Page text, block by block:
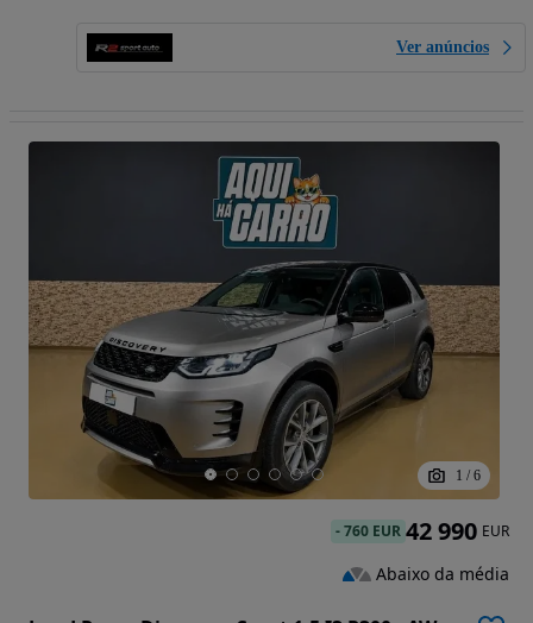
Ver anúncios
1 / 6
-760 EUR 42 990 EUR
Abaixo da média